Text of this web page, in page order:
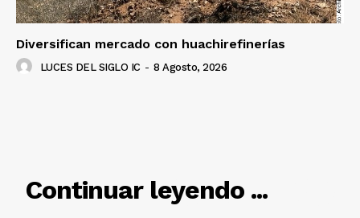
Diversifican mercado con huachirefinerías
LUCES DEL SIGLO IC - 8 Agosto, 2026
Continuar leyendo ...
RELACIONADO